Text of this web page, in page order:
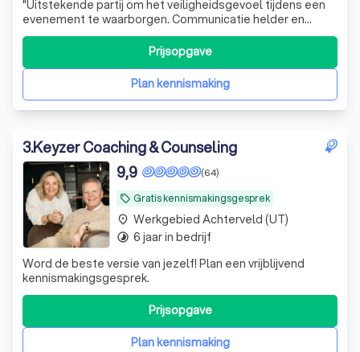
"Uitstekende partij om het veiligheidsgevoel tijdens een
evenement te waarborgen. Communicatie helder en
duidelijk. Afspraken worden nagekomen. Zeer prettige
mensen die ook nog eens passend optreden bij een
dreigend incident en ervoor zorgen dat er niets gebeurd.
Top dus.
Plan kennismaking
Prijsopgave
3.Keyzer Coaching & Counseling
local_offer Gratis kennismakingsgesprek
(64)
9,9
Word de beste versie van jezelf! Plan een vrijblijvend
kennismakingsgesprek.
Plan kennismaking
Prijsopgave
place Werkgebied Achterveld (UT)
timelapse 6 jaar in bedrijf